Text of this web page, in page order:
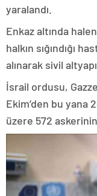
yaralandı.
Enkaz altında
halkın sığındığı
alınarak sivil
İsrail ordusu, Gazze
Ekim’den bu yana
üzere 572